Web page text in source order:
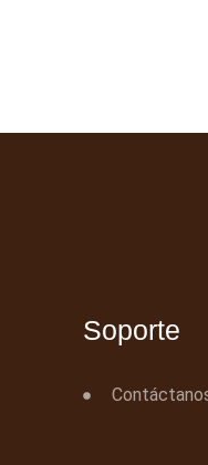
Soporte